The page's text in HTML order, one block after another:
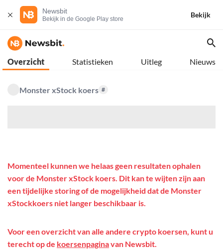
Newsbit
Bekijk in de Google Play store
Bekijk
Overzicht Statistieken Uitleg Nieuws
Monster xStock koers #
Momenteel kunnen we helaas geen resultaten ophalen
voor de Monster xStock koers. Dit kan te wijten zijn aan
een tijdelijke storing of de mogelijkheid dat de Monster
xStockkoers niet langer beschikbaar is.
Voor een overzicht van alle andere crypto koersen, kunt u
terecht op de koersenpaginavan Newsbit.